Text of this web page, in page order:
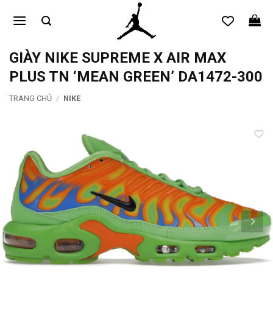
qua
dungGIÀY NIKE SUPREME X AIR MAX
PLUS TN ‘MEAN GREEN’ DA1472-300
TRANG CHỦ / NIKE